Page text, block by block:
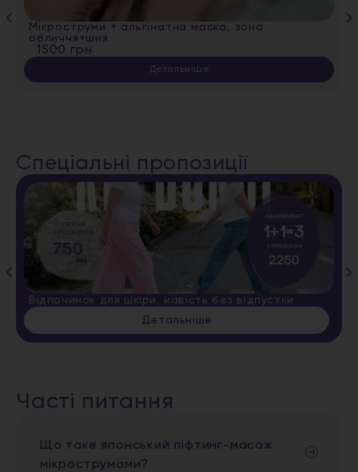
Мікроструми + альгінатна маска, зона
обличчя+шия
1500 грн
Детальніше
Спеціальні пропозиції
Відпочинок для шкіри, навість без відпустки
Детальніше
Часті питання
Що таке японський ліфтинг-масаж
мікрострумами?